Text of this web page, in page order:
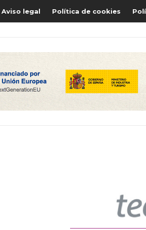
Aviso legal Política de cookies